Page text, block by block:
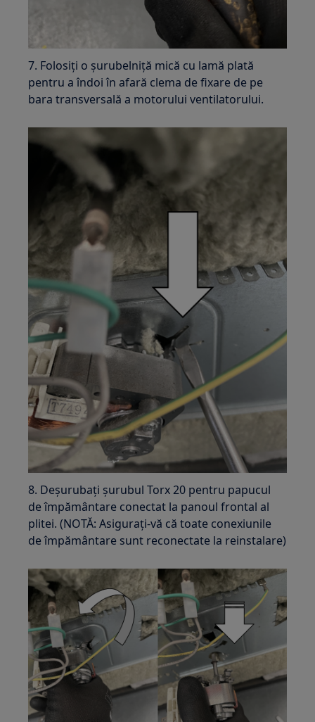
7. Folosiți o șurubelniță mică cu lamă plată
pentru a îndoi în afară clema de fixare de pe
bara transversală a motorului ventilatorului.
8. Deșurubați șurubul Torx 20 pentru papucul
de împământare conectat la panoul frontal al
plitei. (NOTĂ: Asigurați-vă că toate conexiunile
de împământare sunt reconectate la reinstalare)